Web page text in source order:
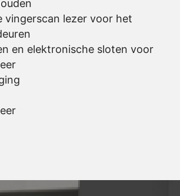
vingerscan lezer voor het
en elektronische sloten voor